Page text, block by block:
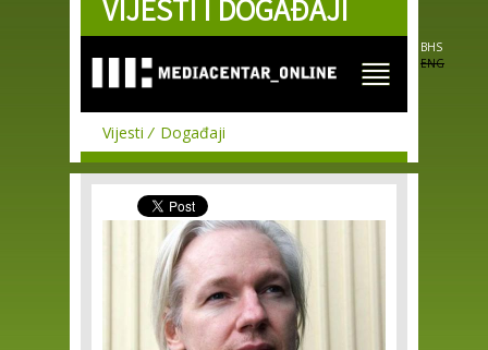
Skip to
main
VIJESTI I DOGAĐAJI
BHS
ENG
Vijesti Događaji